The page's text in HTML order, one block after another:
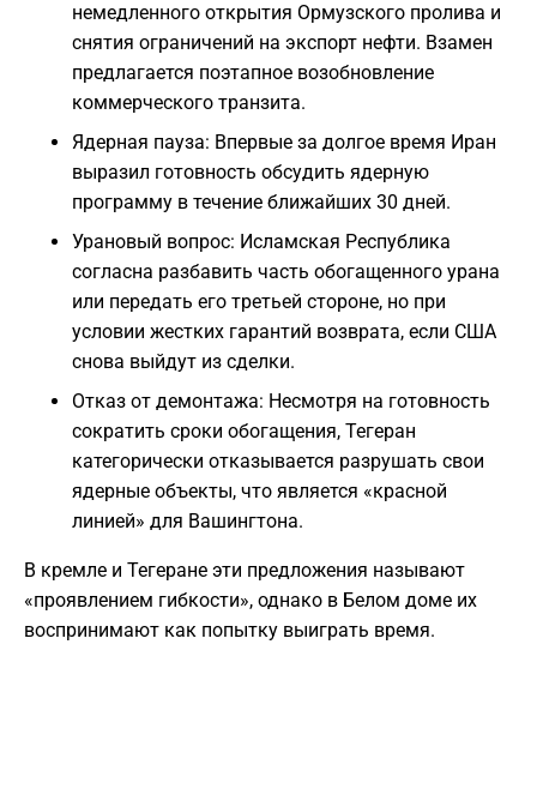
немедленного открытия Ормузского пролива и
снятия ограничений на экспорт нефти. Взамен
предлагается поэтапное возобновление
коммерческого транзита.
Ядерная пауза: Впервые за долгое время Иран
выразил готовность обсудить ядерную
программу в течение ближайших 30 дней.
Урановый вопрос: Исламская Республика
согласна разбавить часть обогащенного урана
или передать его третьей стороне, но при
условии жестких гарантий возврата, если США
снова выйдут из сделки.
Отказ от демонтажа: Несмотря на готовность
сократить сроки обогащения, Тегеран
категорически отказывается разрушать свои
ядерные объекты, что является «красной
линией» для Вашингтона.
В кремле и Тегеране эти предложения называют
«проявлением гибкости», однако в Белом доме их
воспринимают как попытку выиграть время.